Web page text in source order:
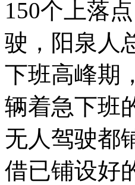
150个上落
驶，阳泉人
下班高峰期
辆着急下班
无人驾驶都
借已铺设好